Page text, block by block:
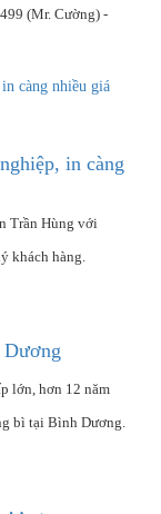
(Mr. Cường) -
in càng
Trần Hùng với
khách hàng.
lớn, hơn 12 năm
bì tại Bình Dương.